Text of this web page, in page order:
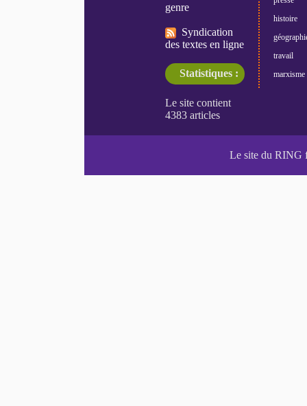
genre
Syndication
des textes en ligne
Statistiques :
histoire
travail
marxisme
Le site du RING